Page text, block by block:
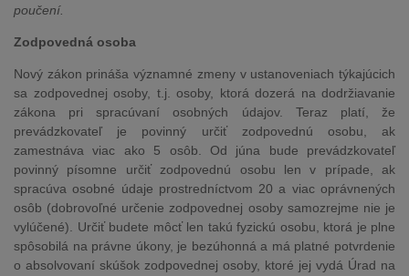
poučení.
Zodpovedná osoba
Nový zákon prináša významné zmeny v ustanoveniach týkajúcich
sa zodpovednej osoby, t.j. osoby, ktorá dozerá na dodržiavanie
zákona pri spracúvaní osobných údajov. Teraz platí, že
prevádzkovateľ je povinný určiť zodpovednú osobu, ak
zamestnáva viac ako 5 osôb. Od júna bude prevádzkovateľ
povinný písomne určiť zodpovednú osobu len v prípade, ak
spracúva osobné údaje prostredníctvom 20 a viac oprávnených
osôb (dobrovoľné určenie zodpovednej osoby samozrejme nie je
vylúčené). Určiť budete môcť len takú fyzickú osobu, ktorá je plne
spôsobilá na právne úkony, je bezúhonná a má platné potvrdenie
o absolvovaní skúšok zodpovednej osoby, ktoré jej vydá Úrad na